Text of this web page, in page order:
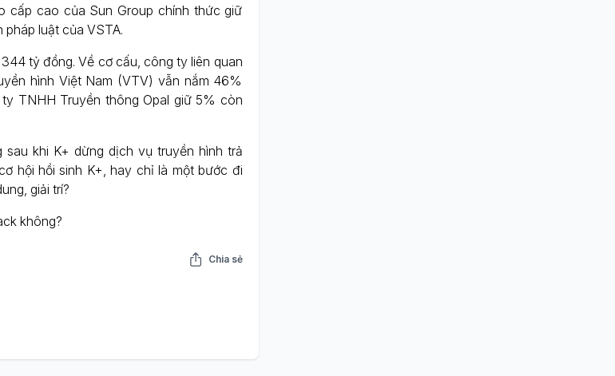
cấp cao của Sun Group chính thức giữ
pháp luật của VSTA.
tỷ đồng. Về cơ cấu, công ty liên quan
hình Việt Nam (VTV) vẫn nắm 46%
TNHH Truyền thông Opal giữ 5% còn
khi K+ dừng dịch vụ truyền hình trả
hội hồi sinh K+, hay chỉ là một bước đi
giải trí?
không?
Chia sẻ